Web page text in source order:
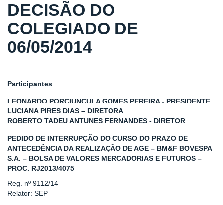
DECISÃO DO
COLEGIADO DE
06/05/2014
Participantes
LEONARDO PORCIUNCULA GOMES PEREIRA - PRESIDENTE
LUCIANA PIRES DIAS – DIRETORA
ROBERTO TADEU ANTUNES FERNANDES - DIRETOR
PEDIDO DE INTERRUPÇÃO DO CURSO DO PRAZO DE
ANTECEDÊNCIA DA REALIZAÇÃO DE AGE – BM&F BOVESPA
S.A. – BOLSA DE VALORES MERCADORIAS E FUTUROS –
PROC. RJ2013/4075
Reg. nº 9112/14
Relator: SEP